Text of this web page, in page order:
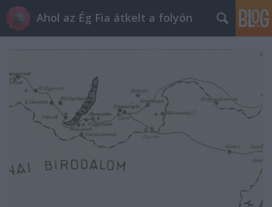
Ahol az Ég Fia átkelt a folyón